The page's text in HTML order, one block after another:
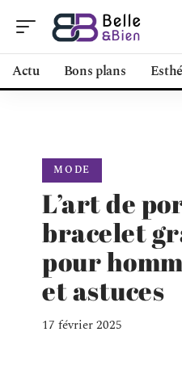
Actu Bons plans
MODE
L’art de
bracelet
pour
et astuces
17 février 2025